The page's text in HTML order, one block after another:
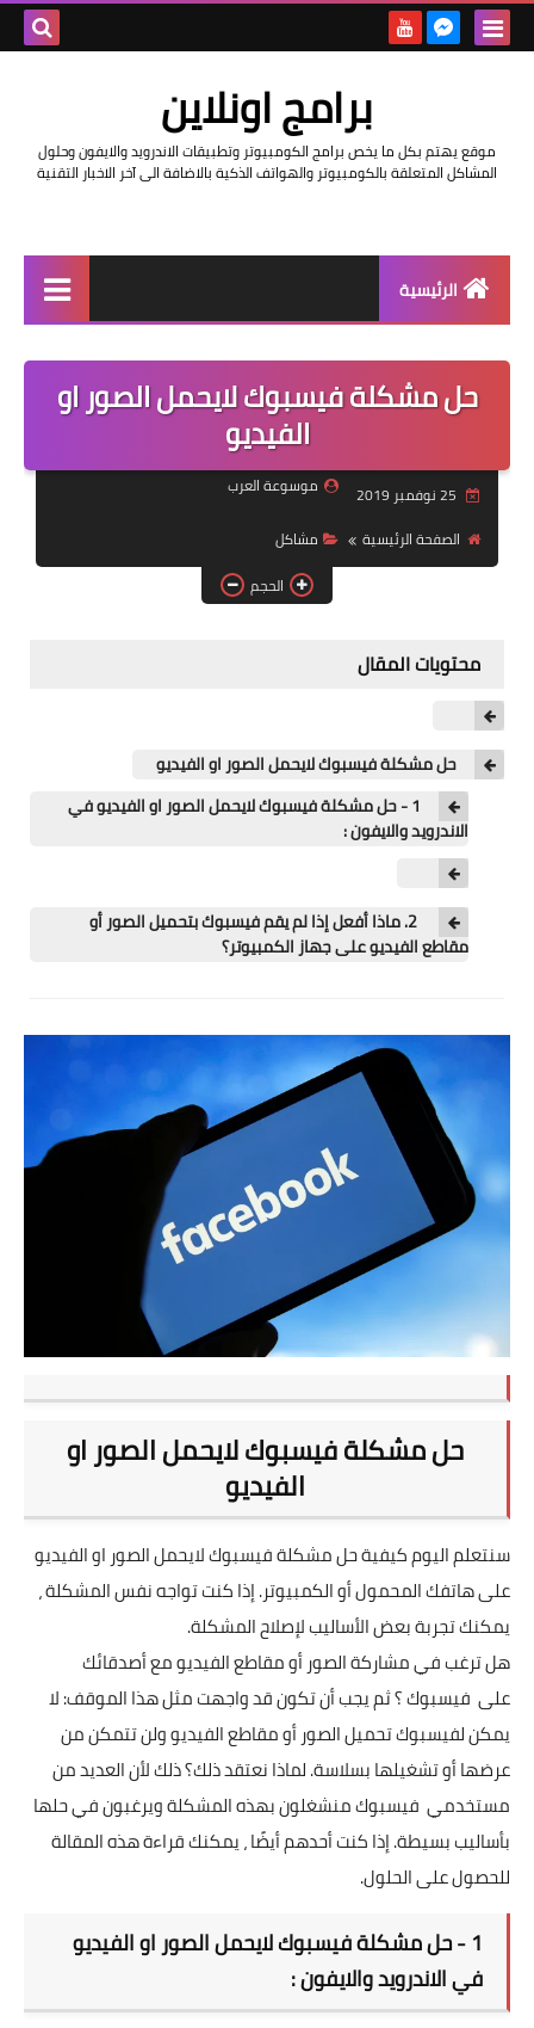
برامج اونلاين
موقع يهتم بكل ما يخص برامج الكومبيوتر وتطبيقات الاندرويد والايفون وحلول
المشاكل المتعلقة بالكومبيوتر والهواتف الذكية بالاضافة الى آخر الاخبار التقنية
الرئيسية
مراجعات
حماية
اندرويد
ويندوز
الربح من الانترنت
جوجل
بلوجر
العاب
تطبيقات
العملات الرقمية
حل مشكلة فيسبوك لايحمل الصور او
الفيديو
موسوعة العرب
الصفحة الرئيسية
مشاكل
الحجم
محتويات المقال
حل مشكلة فيسبوك لايحمل الصور او الفيديو
1 - حل مشكلة فيسبوك لايحمل الصور او الفيديو في
الاندرويد والايفون :
2. ماذا أفعل إذا لم يقم فيسبوك بتحميل الصور أو
مقاطع الفيديو على جهاز الكمبيوتر؟
حل مشكلة فيسبوك لايحمل الصور او
الفيديو
سنتعلم اليوم كيفية حل مشكلة فيسبوك لايحمل الصور او الفيديو
على هاتفك المحمول أو الكمبيوتر. إذا كنت تواجه نفس المشكلة ،
يمكنك تجربة بعض الأساليب لإصلاح المشكلة.
هل ترغب في مشاركة الصور أو مقاطع الفيديو مع أصدقائك
على فيسبوك ؟ ثم يجب أن تكون قد واجهت مثل هذا الموقف: لا
يمكن لفيسبوك تحميل الصور أو مقاطع الفيديو ولن تتمكن من
عرضها أو تشغيلها بسلاسة. لماذا نعتقد ذلك؟ ذلك لأن العديد من
مستخدمي فيسبوك منشغلون بهذه المشكلة ويرغبون في حلها
بأساليب بسيطة. إذا كنت أحدهم أيضًا ، يمكنك قراءة هذه المقالة
للحصول على الحلول.
1 - حل مشكلة فيسبوك لايحمل الصور او الفيديو
في الاندرويد والايفون :